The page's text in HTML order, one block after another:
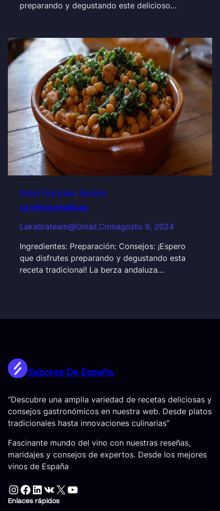
preparando y degustando este delicioso…
Platos Principales, Recetas
La berza andaluza
Lakabrateam@gmail.comagosto 9, 2024
Ingredientes: Preparación: Consejos: ¡Espero
que disfrutes preparando y degustando esta
receta tradicional! La berza andaluza…
Sabores De España
“Descubre una amplia variedad de recetas deliciosas y
consejos gastronómicos en nuestra web. Desde platos
tradicionales hasta innovaciones culinarias”
Fascinante mundo del vino con nuestras reseñas,
maridajes y consejos de expertos. Desde los mejores
vinos de España
Instagram Facebook LinkedIn VK X YouTube
Enlaces rápidos